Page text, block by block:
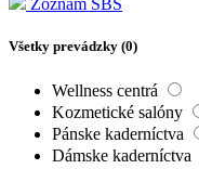
Zoznam SBS
Všetky prevádzky (0)
Wellness centrá
Kozmetické salóny
Pánske kaderníctva
Dámske kaderníctva